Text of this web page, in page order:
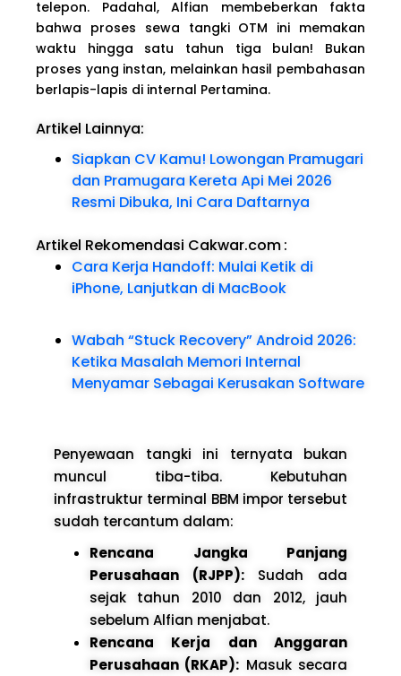
telepon. Padahal, Alfian membeberkan fakta
bahwa proses sewa tangki OTM ini memakan
waktu hingga satu tahun tiga bulan! Bukan
proses yang instan, melainkan hasil pembahasan
berlapis-lapis di internal Pertamina.
Artikel Lainnya:
Siapkan CV Kamu! Lowongan Pramugari
dan Pramugara Kereta Api Mei 2026
Resmi Dibuka, Ini Cara Daftarnya
Artikel Rekomendasi Cakwar.com:
Cara Kerja Handoff: Mulai Ketik di
iPhone, Lanjutkan di MacBook
Wabah “Stuck Recovery” Android 2026:
Ketika Masalah Memori Internal
Menyamar Sebagai Kerusakan Software
Penyewaan tangki ini ternyata bukan
muncul tiba-tiba. Kebutuhan
infrastruktur terminal BBM impor tersebut
sudah tercantum dalam:
Rencana Jangka Panjang
Perusahaan (RJPP):Sudah ada
sejak tahun 2010 dan 2012, jauh
sebelum Alfian menjabat.
Rencana Kerja dan Anggaran
Perusahaan (RKAP): Masuk secara